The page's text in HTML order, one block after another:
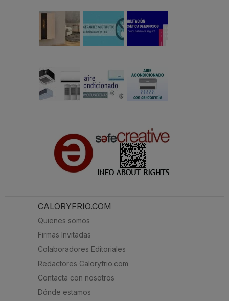
CALORYFRIO.COM
Quienes somos
Firmas Invitadas
Colaboradores Editoriales
Redactores Caloryfrio.com
Contacta con nosotros
Dónde estamos